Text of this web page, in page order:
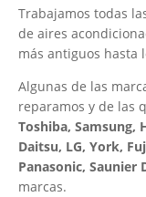
Trabajamos todas
de aires
más antiguos hasta
Algunas de las
reparamos y de las
Toshiba, Samsung,
Daitsu, LG, York,
Panasonic, Saunier
marcas.